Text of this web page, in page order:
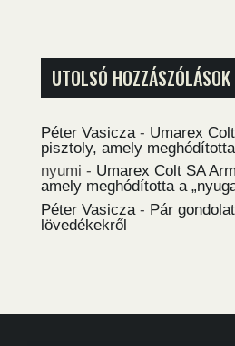
UTOLSÓ HOZZÁSZÓLÁSOK
Péter Vasicza - Umarex
pisztoly, amely meghódította
nyumi - Umarex Colt SA
amely meghódította a
Péter Vasicza - Pár
lövedékekről